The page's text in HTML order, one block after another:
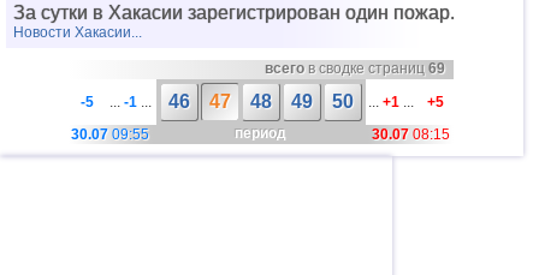
За сутки в Хакасии зарегистрирован один пожар.
Новости Хакасии...
всегов сводке страниц69
-5
...-1 ... 46 47 48 49 50 ...+1 ...
+5
30.07 09:55 период 30.07 08:15